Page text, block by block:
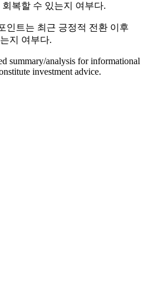
회복할 수 있는지 여부다.
인트는 최근 긍정적 전환 이후
지 여부다.
summary/analysis for informational
investment advice.